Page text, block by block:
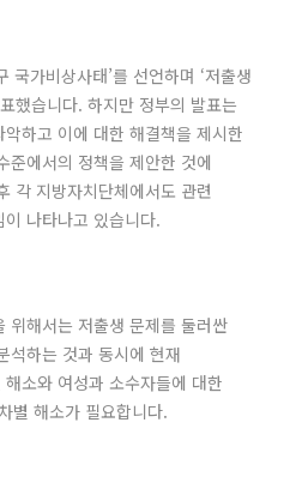
국가비상사태’를 선언하며 ‘저출생
했습니다. 하지만 정부의 발표는
하고 이에 대한 해결책을 제시한
준에서의 정책을 제안한 것에
각 지방자치단체에서도 관련
나타나고 있습니다.
위해서는 저출생 문제를 둘러싼
석하는 것과 동시에 현재
소와 여성과 소수자들에 대한
별 해소가 필요합니다.